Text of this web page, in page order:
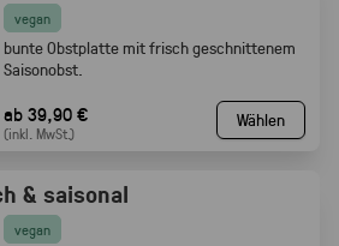
vegan
bunte Obstplatte mit frisch geschnittenem
Saisonobst.
ab 39,90 €
(inkl. MwSt.)
Wählen
& saisonal
vegan